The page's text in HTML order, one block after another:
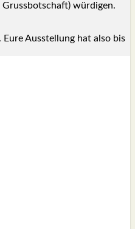
wür­di­gen.
Aus­stel­lung hat also bis